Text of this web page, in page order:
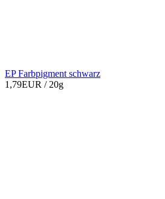
EP Farbpigment schwarz
1,79EUR / 20g